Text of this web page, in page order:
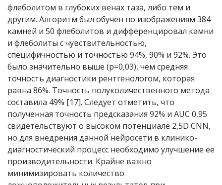
флеболитом в глубоких венах таза, либо тем и
другим. Алгоритм был обучен по изображениям 384
камней и 50 флеболитов и дифференцировал камни
и флеболиты с чувствительностью,
специфичностью и точностью 94%, 90% и 92%. Это
было значительно выше (p=0,03), чем средняя
точность диагностики рентгенологом, которая
равна 86%. Точность полуколичественного метода
составила 49% [17]. Следует отметить, что
полученная точность предсказания 92% и AUC 0,95
свидетельствуют о высоком потенциале 2,5D CNN,
но для внедрения данной нейросети в клинико-
диагностический процесс необходимо улучшение ее
производительности. Крайне важно
минимизировать количество